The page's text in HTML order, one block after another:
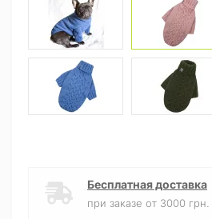
Бесплатная доставка
при заказе от 3000 грн.